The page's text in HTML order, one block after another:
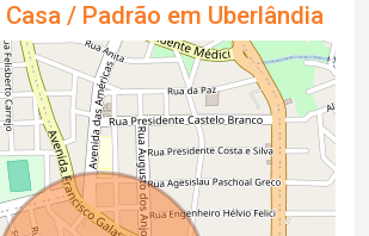
/ Padrão em Uberlândia